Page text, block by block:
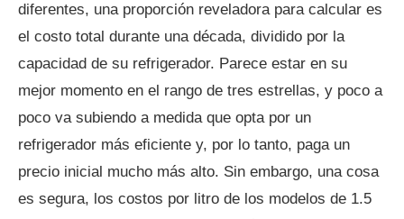
diferentes, una proporción reveladora para calcular es
el costo total durante una década, dividido por la
capacidad de su refrigerador. Parece estar en su
mejor momento en el rango de tres estrellas, y poco a
poco va subiendo a medida que opta por un
refrigerador más eficiente y, por lo tanto, paga un
precio inicial mucho más alto. Sin embargo, una cosa
es segura, los costos por litro de los modelos de 1.5